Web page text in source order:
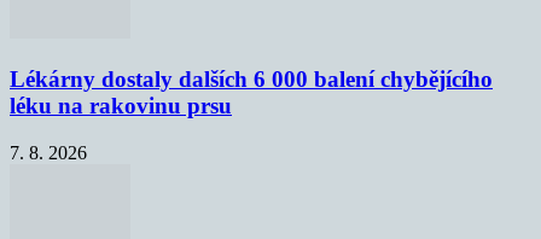
Lékárny dostaly dalších 6 000 balení chybějícího
léku na rakovinu prsu
7. 8. 2026